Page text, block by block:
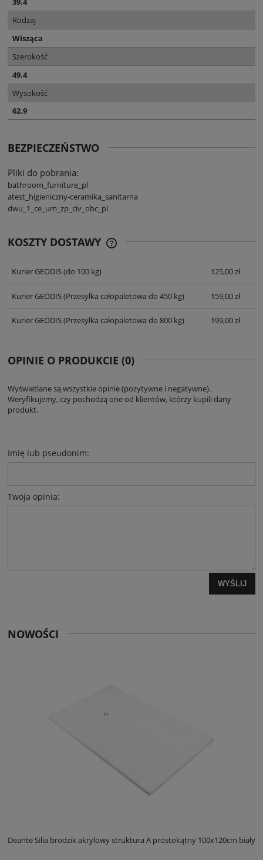
Rodzaj
Wisząca
Szerokość
49.4
Wysokość
62.9
BEZPIECZEŃSTWO
Pliki do pobrania:
bathroom_furniture_pl
atest_higieniczny-ceramika_sanitarna
dwu_1_ce_um_zp_civ_obc_pl
KOSZTY DOSTAWY
Kurier GEODIS(do 100 kg) 125,00 zł
Kurier GEODIS(Przesyłka całopaletowa do 450 kg) 159,00 zł
Kurier GEODIS(Przesyłka całopaletowa do 800 kg) 199,00 zł
OPINIE O PRODUKCIE (0)
Wyświetlane są wszystkie opinie (pozytywne i negatywne).
Weryfikujemy, czy pochodzą one od klientów, którzy kupili dany
produkt.
Imię lub pseudonim:
Twoja opinia:
WYŚLIJ
NOWOŚCI
Deante Silia brodzik akrylowy struktura A prostokątny 100x120cm biały